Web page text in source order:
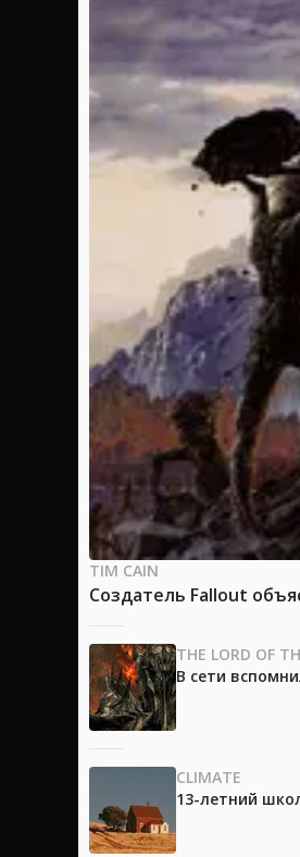
TIM CAIN
Создатель Fallout
THE LORD OF
В сети
CLIMATE
13-летний